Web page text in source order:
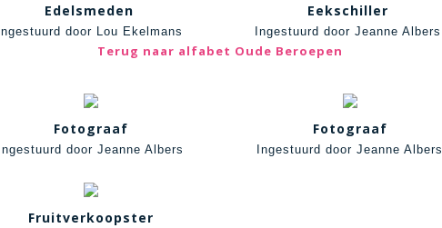
Edelsmeden
Ingestuurd door Lou Ekelmans
Eekschiller
Ingestuurd door Jeanne Albers
Terug naar alfabet Oude Beroepen
Fotograaf
Ingestuurd door Jeanne Albers
Fotograaf
Ingestuurd door Jeanne Albers
Fruitverkoopster